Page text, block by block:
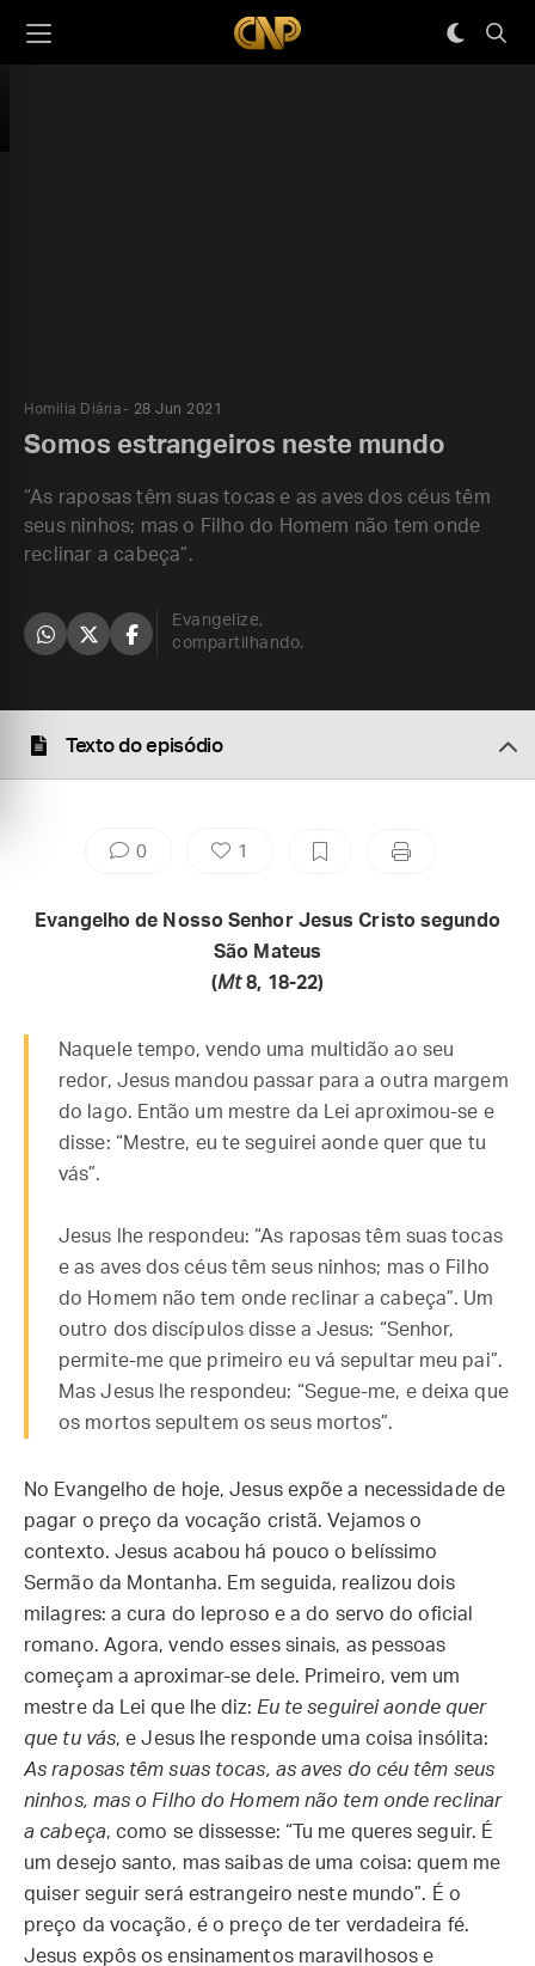
Homilia Diária 28 Jun 2021
Somos estrangeiros neste mundo
“As raposas têm suas tocas e as aves dos céus têm
seus ninhos; mas o Filho do Homem não tem onde
reclinar a cabeça”.
Evangelize,
compartilhando.
Texto do episódio
0 1
Evangelho de Nosso Senhor Jesus Cristo segundo
São Mateus
(Mt8, 18-22)
Naquele tempo, vendo uma multidão ao seu
redor, Jesus mandou passar para a outra margem
do lago. Então um mestre da Lei aproximou-se e
disse: “Mestre, eu te seguirei aonde quer que tu
vás”.
Jesus lhe respondeu: “As raposas têm suas tocas
e as aves dos céus têm seus ninhos; mas o Filho
do Homem não tem onde reclinar a cabeça”. Um
outro dos discípulos disse a Jesus: “Senhor,
permite-me que primeiro eu vá sepultar meu pai”.
Mas Jesus lhe respondeu: “Segue-me, e deixa que
os mortos sepultem os seus mortos”.
No Evangelho de hoje, Jesus expõe a necessidade de
pagar o preço da vocação cristã. Vejamos o
contexto. Jesus acabou há pouco o belíssimo
Sermão da Montanha. Em seguida, realizou dois
milagres: a cura do leproso e a do servo do oficial
romano. Agora, vendo esses sinais, as pessoas
começam a aproximar-se dele. Primeiro, vem um
mestre da Lei que lhe diz: Eu te seguirei aonde quer
que tu vás, e Jesus lhe responde uma coisa insólita:
As raposas têm suas tocas, as aves do céu têm seus
ninhos, mas o Filho do Homem não tem onde reclinar
a cabeça, como se dissesse: “Tu me queres seguir. É
um desejo santo, mas saibas de uma coisa: quem me
quiser seguir será estrangeiro neste mundo”. É o
preço da vocação, é o preço de ter verdadeira fé.
Jesus expôs os ensinamentos maravilhosos e